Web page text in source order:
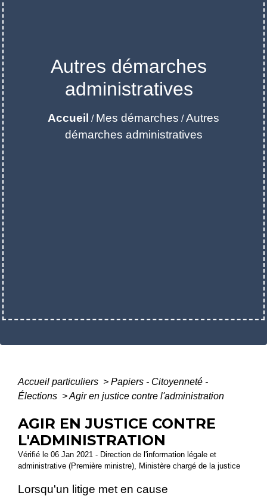
Autres démarches
administratives
Accueil / Mes démarches /Autres
démarches administratives
Accueil particuliers > Papiers - Citoyenneté -
Élections >Agir en justice contre l'administration
AGIR EN JUSTICE CONTRE
L'ADMINISTRATION
Vérifié le 06 Jan 2021 - Direction de l'information légale et
administrative (Première ministre), Ministère chargé de la justice
Lorsqu'un litige met en cause